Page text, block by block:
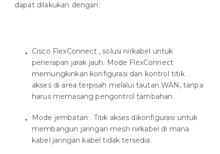
dapat dilakukan dengan:
Cisco FlexConnect , solusi nirkabel untuk
penerapan jarak jauh. Mode FlexConnect
memungkinkan konfigurasi dan kontrol titik
akses di area terpisah melalui tautan WAN, tanpa
harus memasang pengontrol tambahan.
Mode jembatan . Titik akses dikonfigurasi untuk
membangun jaringan mesh nirkabel di mana
kabel jaringan kabel tidak tersedia.